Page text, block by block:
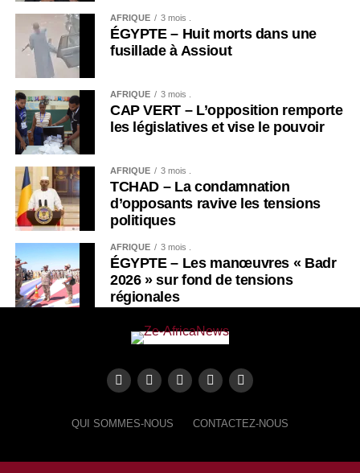
AFRIQUE 3 mois .
ÉGYPTE – Huit morts dans une
fusillade à Assiout
AFRIQUE 3 mois .
CAP VERT – L’opposition remporte
les législatives et vise le pouvoir
AFRIQUE 3 mois .
TCHAD – La condamnation
d’opposants ravive les tensions
politiques
AFRIQUE 3 mois .
ÉGYPTE – Les manœuvres « Badr
2026 » sur fond de tensions
régionales
QUI SOMMES-NOUS CONTACTEZ-NOUS